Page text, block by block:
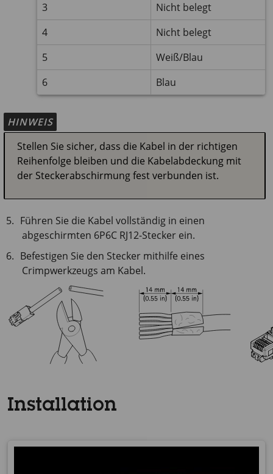
3
Nicht belegt
4
Nicht belegt
5
Weiß/Blau
6
Blau
HINWEIS
Stellen Sie sicher, dass die Kabel in der richtigen
Reihenfolge bleiben und die Kabelabdeckung mit
der Steckerabschirmung fest verbunden ist.
Führen Sie die Kabel vollständig in einen
abgeschirmten 6P6C RJ12-Stecker ein.
Befestigen Sie den Stecker mithilfe eines
Crimpwerkzeugs am Kabel.
Installation